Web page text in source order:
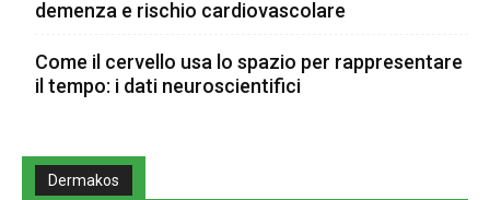
demenza e rischio cardiovascolare
Come il cervello usa lo spazio per rappresentare
il tempo: i dati neuroscientifici
Dermakos